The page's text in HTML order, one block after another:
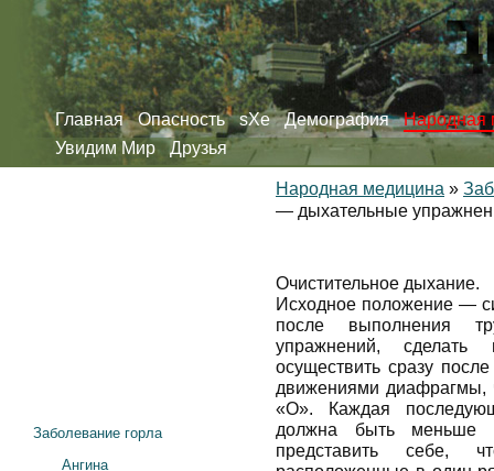
Главная Опасность sXe Демография
Народная
Увидим Мир
Друзья
Народная медицина »
— дыхательные
Очистительное дыхание.
Исходное положение —
после выполнения
упражнений,
осуществить сразу
движениями диафрагмы,
«О». Каждая
должна быть меньше
представить себе,
Заболевание горла
Ангина